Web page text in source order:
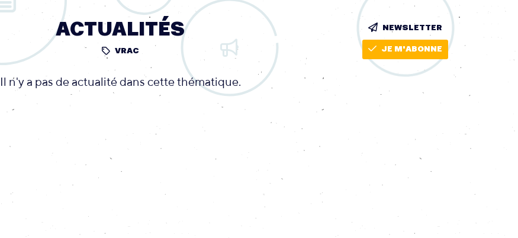
ACTUALITÉS
VRAC
Il n'y a pas de actualité dans cette thématique.
NEWSLETTER
JE M'ABONNE